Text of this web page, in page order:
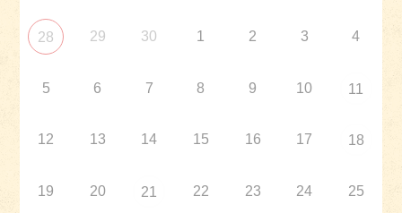
28 29 30 1 2 3 4
5 6 7 8 9 10 11
12 13 14 15 16 17 18
19 20 21 22 23 24 25